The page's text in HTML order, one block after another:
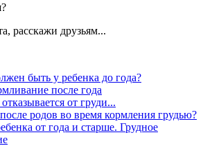
расскажи друзьям...
быть у ребенка до года?
после года
от груди...
родов во время кормления грудью?
от года и старше. Грудное